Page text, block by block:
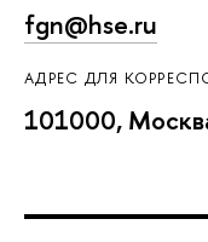
fgn@hse.ru
АДРЕС ДЛЯ
101000,